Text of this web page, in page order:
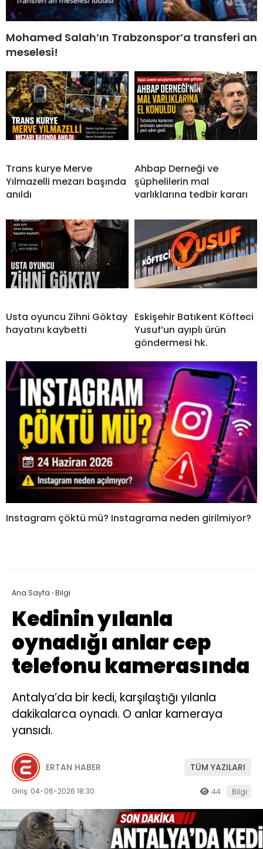
Mohamed Salah’ın Trabzonspor’a transferi an
meselesi!
Trans kurye Merve
Yılmazelli mezarı başında
anıldı
Ahbap Derneği ve
şüphelilerin mal
varlıklarına tedbir kararı
Usta oyuncu Zihni Göktay
hayatını kaybetti
Eskişehir Batıkent Köfteci
Yusuf’un ayıplı ürün
göndermesi hk.
Instagram çöktü mü? Instagrama neden girilmiyor?
Ana Sayfa ›Bilgi
Kedinin yılanla
oynadığı anlar cep
telefonu kamerasında
Antalya’da bir kedi, karşılaştığı yılanla
dakikalarca oynadı. O anlar kameraya
yansıdı.
ERTAN HABER TÜM YAZILARI
Giriş: 04-06-2026 18:30 44 Bilgi